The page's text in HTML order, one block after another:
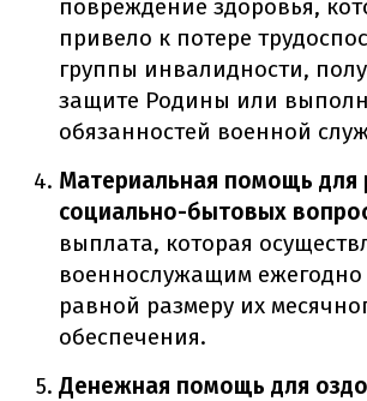
повреждение здоровья,
привело к потере
группы инвалидности,
защите Родины или
обязанностей военной
Материальная помощь для
социально-бытовых
выплата, которая
военнослужащим ежегодно
равной размеру их
обеспечения.
Денежная помощь для